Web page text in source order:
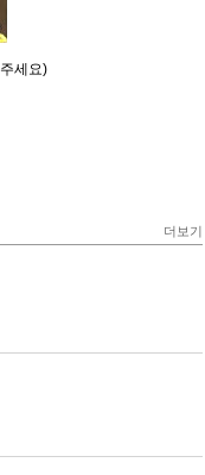
세요)
더보기